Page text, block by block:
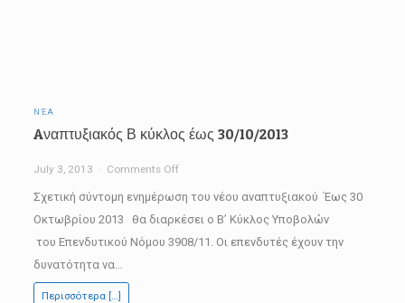
ΝΈΑ
Aναπτυξιακός Β κύκλος έως 30/10/2013
July 3, 2013 Comments Offon
Aναπτυξιακός
Β
κύκλος
Σχετική σύντομη ενημέρωση του νέου αναπτυξιακού Έως 30
Οκτωβρίου 2013 θα διαρκέσει ο Β’ Κύκλος Υποβολών
του Επενδυτικού Νόμου 3908/11. Οι επενδυτές έχουν την
δυνατότητα να…
Περισσότερα […]